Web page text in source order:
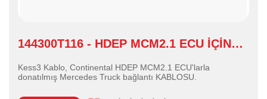
144300T116 - HDEP MCM2.1 ECU İÇİN
Kess3 Kablo, Continental HDEP MCM2.1 ECU'larla
donatılmış Mercedes Truck bağlantı KABLOSU.